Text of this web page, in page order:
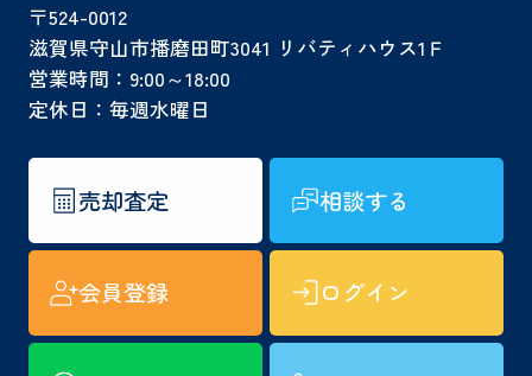
〒524-0012
滋賀県守山市播磨田町3041 リバティハウス1Ｆ
営業時間：9:00～18:00
定休日：毎週水曜日
売却査定 相談する
会員登録 ログイン